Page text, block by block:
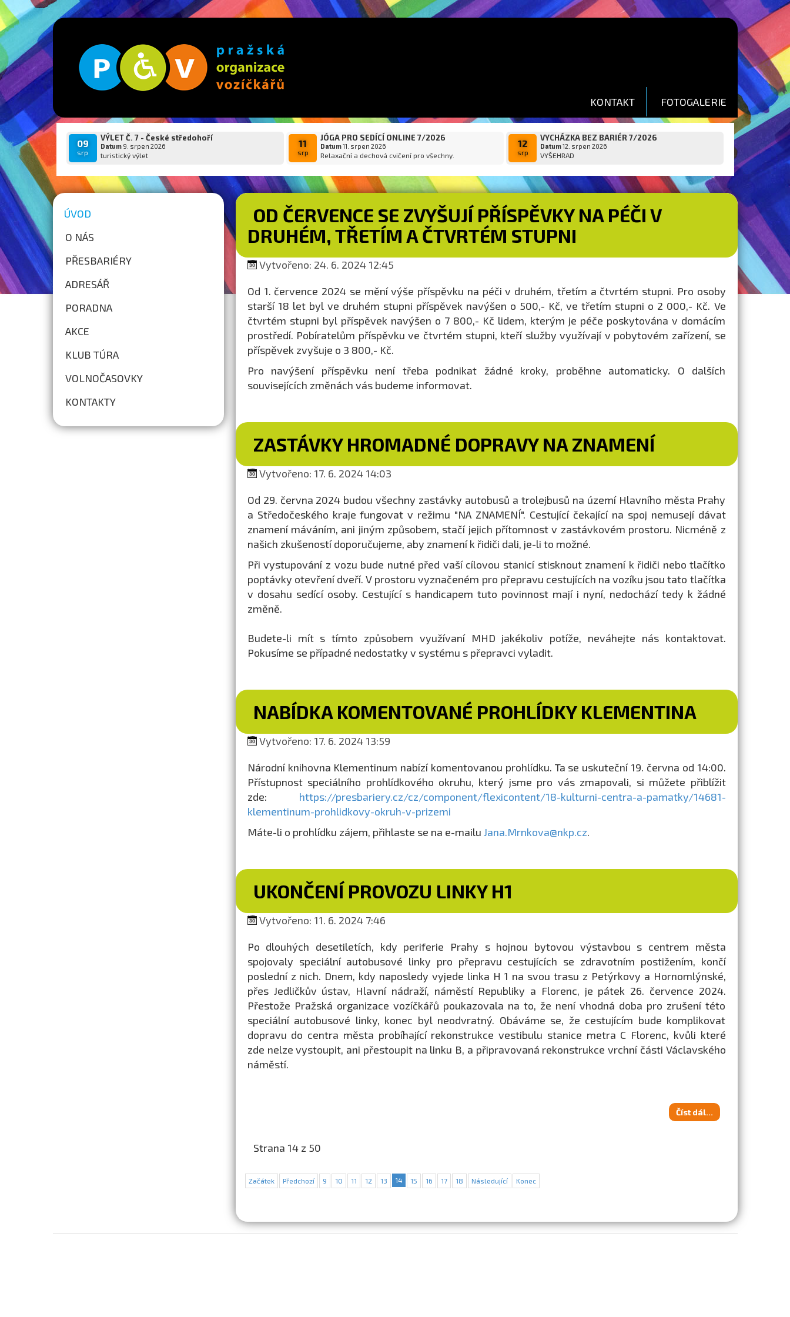
KONTAKT FOTOGALERIE
09
srp
VÝLET Č. 7 - České středohoří
Datum9. srpen 2026
turistický výlet
11
srp
JÓGA PRO SEDÍCÍ ONLINE 7/2026
Datum11. srpen 2026
Relaxační a dechová cvičení pro všechny.
12
srp
VYCHÁZKA BEZ BARIÉR 7/2026
Datum12. srpen 2026
VYŠEHRAD
ÚVOD
O NÁS
PŘESBARIÉRY
ADRESÁŘ
PORADNA
AKCE
KLUB TÚRA
VOLNOČASOVKY
KONTAKTY
OD ČERVENCE SE ZVYŠUJÍ PŘÍSPĚVKY NA PÉČI V
DRUHÉM, TŘETÍM A ČTVRTÉM STUPNI
Vytvořeno: 24. 6. 2024 12:45
Od 1. července 2024 se mění výše příspěvku na péči v druhém, třetím a čtvrtém stupni. Pro osoby
starší 18 let byl ve druhém stupni příspěvek navýšen o 500,- Kč, ve třetím stupni o 2 000,- Kč. Ve
čtvrtém stupni byl příspěvek navýšen o 7 800,- Kč lidem, kterým je péče poskytována v domácím
prostředí. Pobíratelům příspěvku ve čtvrtém stupni, kteří služby využívají v pobytovém zařízení, se
příspěvek zvyšuje o 3 800,- Kč.
Pro navýšení příspěvku není třeba podnikat žádné kroky, proběhne automaticky. O dalších
souvisejících změnách vás budeme informovat.
ZASTÁVKY HROMADNÉ DOPRAVY NA ZNAMENÍ
Vytvořeno: 17. 6. 2024 14:03
Od 29. června 2024 budou všechny zastávky autobusů a trolejbusů na území Hlavního města Prahy
a Středočeského kraje fungovat v režimu "NA ZNAMENÍ". Cestující čekající na spoj nemusejí dávat
znamení máváním, ani jiným způsobem, stačí jejich přítomnost v zastávkovém prostoru. Nicméně z
našich zkušeností doporučujeme, aby znamení k řidiči dali, je-li to možné.
Při vystupování z vozu bude nutné před vaší cílovou stanicí stisknout znamení k řidiči nebo tlačítko
poptávky otevření dveří. V prostoru vyznačeném pro přepravu cestujících na vozíku jsou tato tlačítka
v dosahu sedící osoby. Cestující s handicapem tuto povinnost mají i nyní, nedochází tedy k žádné
změně.
Budete-li mít s tímto způsobem využívaní MHD jakékoliv potíže, neváhejte nás kontaktovat.
Pokusíme se případné nedostatky v systému s přepravci vyladit.
NABÍDKA KOMENTOVANÉ PROHLÍDKY KLEMENTINA
Vytvořeno: 17. 6. 2024 13:59
Národní knihovna Klementinum nabízí komentovanou prohlídku. Ta se uskuteční 19. června od 14:00.
Přístupnost speciálního prohlídkového okruhu, který jsme pro vás zmapovali, si můžete přiblížit
zde: https://presbariery.cz/cz/component/flexicontent/18-kulturni-centra-a-pamatky/14681-
klementinum-prohlidkovy-okruh-v-prizemi
Máte-li o prohlídku zájem, přihlaste se na e-mailu Jana.Mrnkova@nkp.cz.
UKONČENÍ PROVOZU LINKY H1
Vytvořeno: 11. 6. 2024 7:46
Po dlouhých desetiletích, kdy periferie Prahy s hojnou bytovou výstavbou s centrem města
spojovaly speciální autobusové linky pro přepravu cestujících se zdravotním postižením, končí
poslední z nich. Dnem, kdy naposledy vyjede linka H 1 na svou trasu z Petýrkovy a Hornomlýnské,
přes Jedličkův ústav, Hlavní nádraží, náměstí Republiky a Florenc, je pátek 26. července 2024.
Přestože Pražská organizace vozíčkářů poukazovala na to, že není vhodná doba pro zrušení této
speciální autobusové linky, konec byl neodvratný. Obáváme se, že cestujícím bude komplikovat
dopravu do centra města probíhající rekonstrukce vestibulu stanice metra C Florenc, kvůli které
zde nelze vystoupit, ani přestoupit na linku B, a připravovaná rekonstrukce vrchní části Václavského
náměstí.
Číst dál...
Strana 14 z 50
Začátek Předchozí 9 10 11 12 13 14 15 16 17 18 Následující Konec